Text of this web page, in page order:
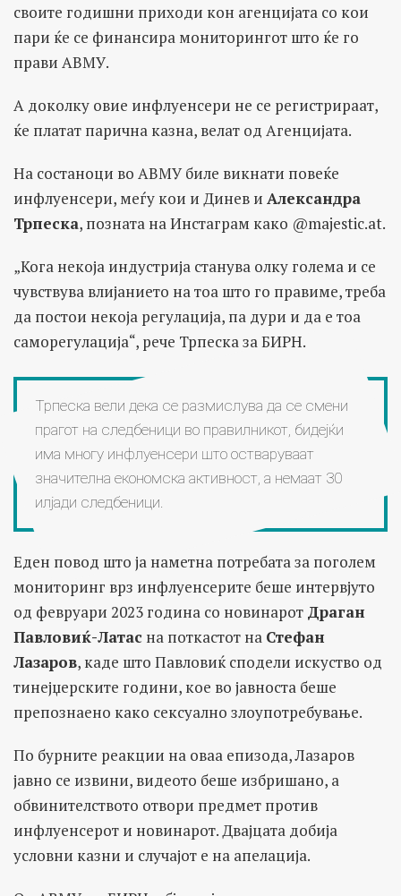
своите годишни приходи кон агенцијата со кои
пари ќе се финансира мониторингот што ќе го
прави АВМУ.
А доколку овие инфлуенсери не се регистрираат,
ќе платат парична казна, велат од Агенцијата.
На состаноци во АВМУ биле викнати повеќе
инфлуенсери, меѓу кои и Динев и Александра
Трпеска, позната на Инстаграм како @majestic.at.
„Кога некоја индустрија станува олку голема и се
чувствува влијанието на тоа што го правиме, треба
да постои некоја регулација, па дури и да е тоа
саморегулација“, рече Трпеска за БИРН.
Трпеска вели дека се размислува да се смени
прагот на следбеници во правилникот, бидејќи
има многу инфлуенсери што остваруваат
значителна економска активност, а немаат 30
илјади следбеници.
Еден повод што ја наметна потребата за поголем
мониторинг врз инфлуенсерите беше интервјуто
од февруари 2023 година со новинарот Драган
Павловиќ-Латас на поткастот на Стефан
Лазаров, каде што Павловиќ сподели искуство од
тинејџерските години, кое во јавноста беше
препознаено како сексуално злоупотребување.
По бурните реакции на оваа епизода, Лазаров
јавно се извини, видеото беше избришано, а
обвинителството отвори предмет против
инфлуенсерот и новинарот. Двајцата добија
условни казни и случајот е на апелација.